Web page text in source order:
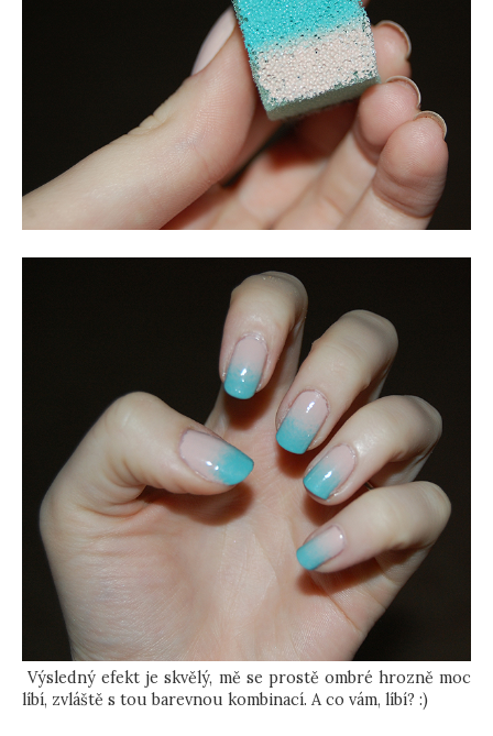
Výsledný efekt je skvělý, mě se prostě ombré hrozně moc
líbí, zvláště s tou barevnou kombinací. A co vám, líbí? :)